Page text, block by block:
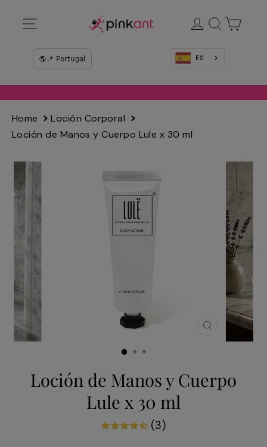
directamente
Ingresar
Buscar
ES
Home
Loción Corporal
Loción de Manos y Cuerpo Lule x 30 ml
CERRAR
(ESC)
Loción de Manos y Cuerpo
Lule x 30 ml
(3)